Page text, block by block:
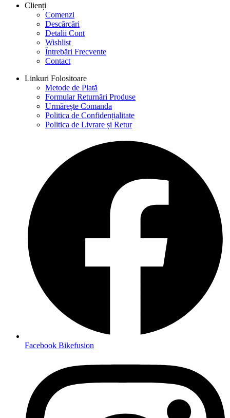
Clienți
Comenzi
Descărcări
Detalii Cont
Wishlist
Întrebări Frecvente
Contact
Linkuri Folositoare
Metode de Plată
Formular Returnări Produse
Urmărește Comanda
Politica de Confidențialitate
Politica de Livrare și Retur
Facebook Bikefusion